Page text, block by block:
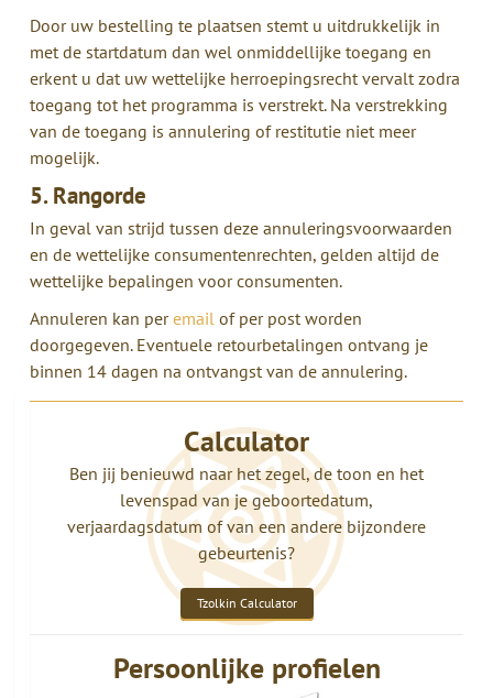
Door uw bestelling te plaatsen stemt u uitdrukkelijk in
met de startdatum dan wel onmiddellijke toegang en
erkent u dat uw wettelijke herroepingsrecht vervalt zodra
toegang tot het programma is verstrekt. Na verstrekking
van de toegang is annulering of restitutie niet meer
mogelijk.
5. Rangorde
In geval van strijd tussen deze annuleringsvoorwaarden
en de wettelijke consumentenrechten, gelden altijd de
wettelijke bepalingen voor consumenten.
Annuleren kan peremail of per post worden
doorgegeven. Eventuele retourbetalingen ontvang je
binnen 14 dagen na ontvangst van de annulering.
Calculator
Ben jij benieuwd naar het zegel, de toon en het
levenspad van je geboortedatum,
verjaardagsdatum of van een andere bijzondere
gebeurtenis?
Tzolkin Calculator
Persoonlijke profielen